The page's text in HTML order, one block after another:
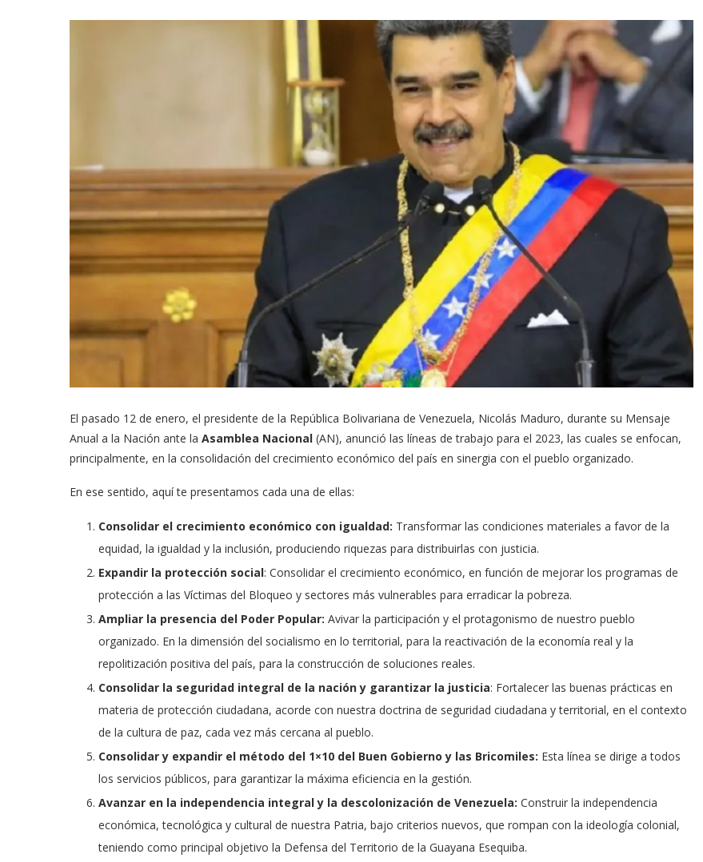
El pasado 12 de enero, el presidente de la República Bolivariana de Venezuela, Nicolás Maduro, durante su Mensaje
Anual a la Nación ante la Asamblea Nacional (AN), anunció las líneas de trabajo para el 2023, las cuales se enfocan,
principalmente, en la consolidación del crecimiento económico del país en sinergia con el pueblo organizado.
En ese sentido, aquí te presentamos cada una de ellas:
Consolidar el crecimiento económico con igualdad: Transformar las condiciones materiales a favor de la
equidad, la igualdad y la inclusión, produciendo riquezas para distribuirlas con justicia.
Expandir la protección social: Consolidar el crecimiento económico, en función de mejorar los programas de
protección a las Víctimas del Bloqueo y sectores más vulnerables para erradicar la pobreza.
Ampliar la presencia del Poder Popular: Avivar la participación y el protagonismo de nuestro pueblo
organizado. En la dimensión del socialismo en lo territorial, para la reactivación de la economía real y la
repolitización positiva del país, para la construcción de soluciones reales.
Consolidar la seguridad integral de la nación y garantizar la justicia: Fortalecer las buenas prácticas en
materia de protección ciudadana, acorde con nuestra doctrina de seguridad ciudadana y territorial, en el contexto
de la cultura de paz, cada vez más cercana al pueblo.
Consolidar y expandir el método del 1×10 del Buen Gobierno y las Bricomiles: Esta línea se dirige a todos
los servicios públicos, para garantizar la máxima e­ficiencia en la gestión.
Avanzar en la independencia integral y la descolonización de Venezuela: Construir la independencia
económica, tecnológica y cultural de nuestra Patria, bajo criterios nuevos, que rompan con la ideología colonial,
teniendo como principal objetivo la Defensa del Territorio de la Guayana Esequiba.